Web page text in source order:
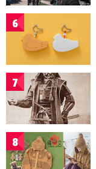
6
7
8